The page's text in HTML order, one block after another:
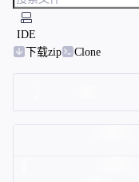
IDE
下载zip
Clone